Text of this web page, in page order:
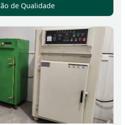
de Qualidade